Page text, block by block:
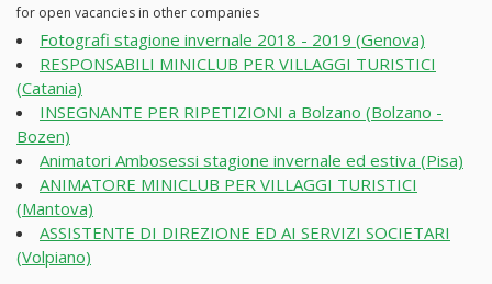
for open vacancies in other companies
Fotografi stagione invernale 2018 - 2019 (Genova)
RESPONSABILI MINICLUB PER VILLAGGI TURISTICI
(Catania)
INSEGNANTE PER RIPETIZIONI a Bolzano (Bolzano -
Bozen)
Animatori Ambosessi stagione invernale ed estiva (Pisa)
ANIMATORE MINICLUB PER VILLAGGI TURISTICI
(Mantova)
ASSISTENTE DI DIREZIONE ED AI SERVIZI SOCIETARI
(Volpiano)